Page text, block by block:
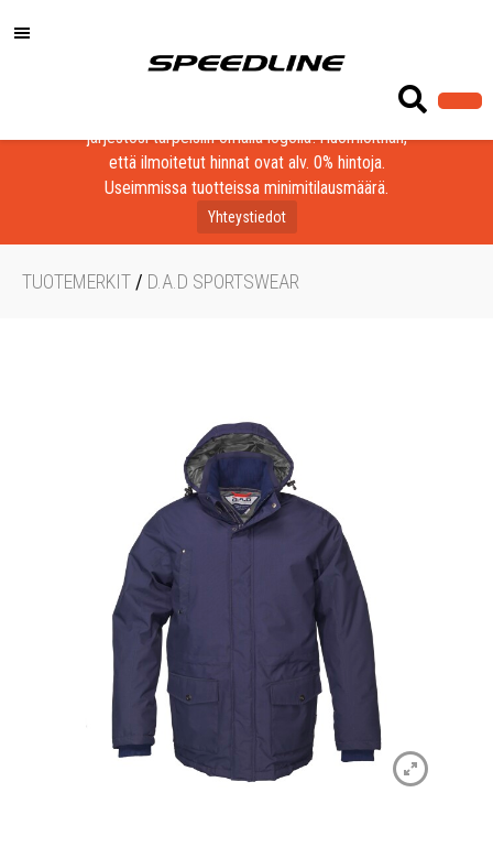
Löydä laadukkaat tuotteet yrityksesi, seurasi tai
järjestösi tarpeisiin omalla logolla! Huomioithan,
että ilmoitetut hinnat ovat alv. 0% hintoja.
Useimmissa tuotteissa minimitilausmäärä.
Yhteystiedot
TUOTEMERKIT / D.A.D SPORTSWEAR